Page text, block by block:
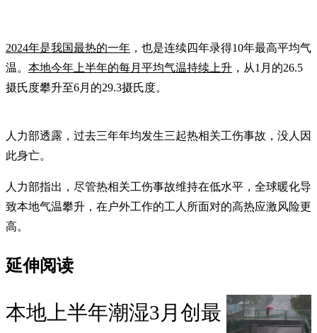
2024年是我国最热的一年 ，也是连续四年录得10年最高平均气
温。 本地今年上半年的每月平均气温持续上升 ，从1月的26.5
摄氏度攀升至6月的29.3摄氏度。
人力部透露，过去三年年均发生三起热相关工伤事故，没人因
此身亡。
人力部指出，尽管热相关工伤事故维持在低水平，全球暖化导
致本地气温攀升，在户外工作的工人所面对的高热应激风险更
高。
延伸阅读
本地上半年潮湿3月创最